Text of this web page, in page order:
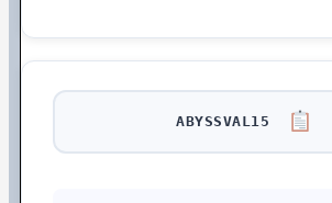
ABYSSVAL15